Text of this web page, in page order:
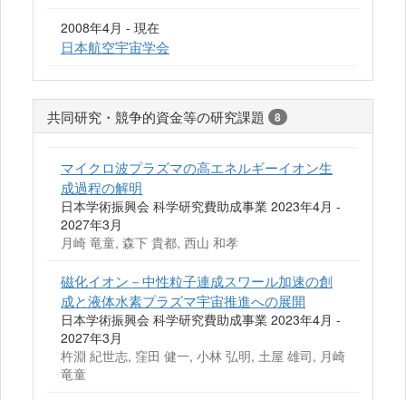
2008年4月 - 現在
日本航空宇宙学会
共同研究・競争的資金等の研究課題 8
マイクロ波プラズマの高エネルギーイオン生
成過程の解明
日本学術振興会 科学研究費助成事業 2023年4月 -
2027年3月
月崎 竜童, 森下 貴都, 西山 和孝
磁化イオン－中性粒子連成スワール加速の創
成と液体水素プラズマ宇宙推進への展開
日本学術振興会 科学研究費助成事業 2023年4月 -
2027年3月
杵淵 紀世志, 窪田 健一, 小林 弘明, 土屋 雄司, 月崎
竜童